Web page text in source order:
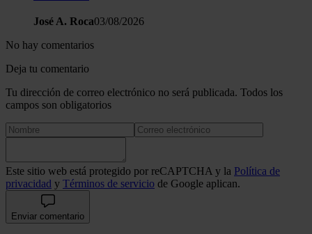
José A. Roca03/08/2026
No hay comentarios
Deja tu comentario
Tu dirección de correo electrónico no será publicada. Todos los
campos son obligatorios
Este sitio web está protegido por reCAPTCHA y la Política de
privacidad y Términos de servicio de Google aplican.
Enviar comentario